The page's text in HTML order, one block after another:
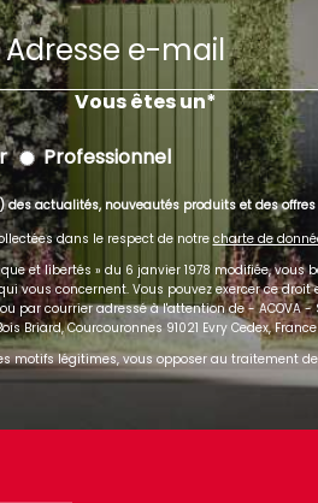
e-
Vous êtes un
Professionnel
des actualités, nouveautés produits et des
dans le respect de notrecharte de
et libertés » du 6 janvier 1978 modifiée, vous
vous concernent. Vous pouvez exercer ce
par courrier adressé à l'attention de - ACOVA -
Briard, Courcouronnes 91021 Evry Cedex, France
motifs légitimes, vous opposer au traitement